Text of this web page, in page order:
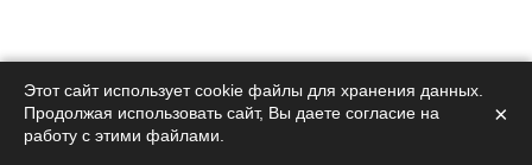
Поможемподобрать
Этот сайт использует cookie файлы для хранения данных.
Продолжая использовать сайт, Вы даете согласие на
работу с этими файлами.
×